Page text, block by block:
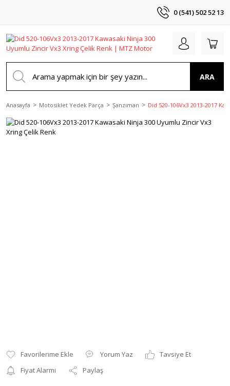
0 (541) 502 52 13
ARA
Anasayfa Motosiklet Yedek Parça Şanzıman Did 520-106Vx3 2013-2017
Yorum Yaz
Tavsiye Et
Fiyat Alarmı
Paylaş